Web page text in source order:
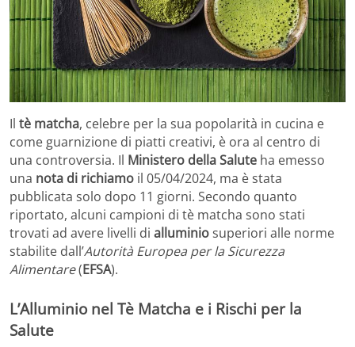
Il tè matcha, celebre per la sua popolarità in cucina e
come guarnizione di piatti creativi, è ora al centro di
una controversia. Il Ministero della Salute ha emesso
una nota di richiamo il 05/04/2024, ma è stata
pubblicata solo dopo 11 giorni. Secondo quanto
riportato, alcuni campioni di tè matcha sono stati
trovati ad avere livelli di alluminiosuperiori alle norme
stabilite dall’Autorità Europea per la Sicurezza
Alimentare(EFSA).
L’Alluminio nel Tè Matcha e i Rischi per la
Salute